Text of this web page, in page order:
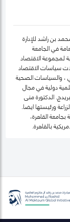
بن راشد للإدارة
في الجامعة
لمجموعة الاقتصاد
سياسات الاقتصاد
، والسياسات الصحية
دولية في مجال
الدكتورة منى
ورئيستها ايضا.
القاهرة،
بالقاهرة.